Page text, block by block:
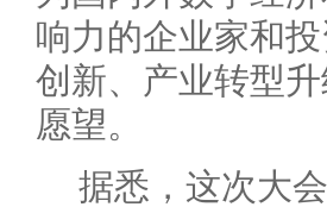
响力的企业家和
创新、产业转型
愿望。
据悉，这次大